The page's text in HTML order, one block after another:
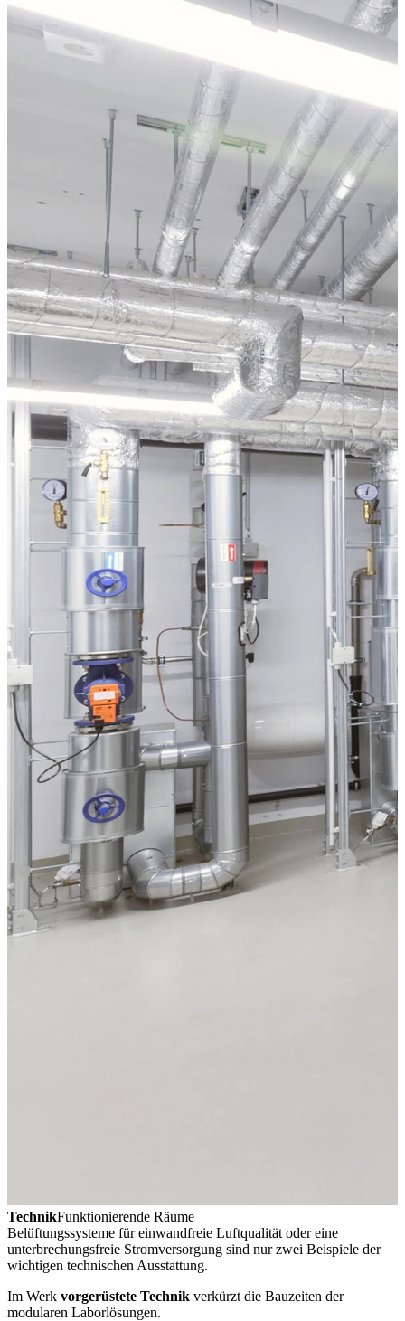
TechnikFunktionierende Räume
Belüftungssysteme für einwandfreie Luftqualität oder eine
unterbrechungsfreie Stromversorgung sind nur zwei Beispiele der
wichtigen technischen Ausstattung.
Im Werk vorgerüstete Technik verkürzt die Bauzeiten der
modularen Laborlösungen.